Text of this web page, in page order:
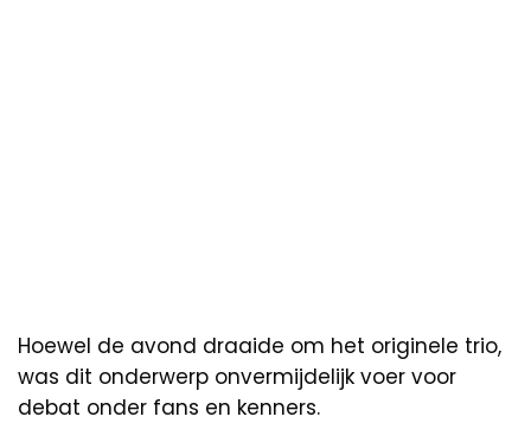
Hoewel de avond draaide om het originele trio,
was dit onderwerp onvermijdelijk voer voor
debat onder fans en kenners.